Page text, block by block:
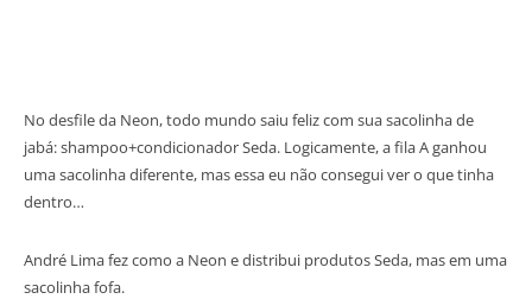
No desfile da Neon, todo mundo saiu feliz com sua sacolinha de
jabá: shampoo+condicionador Seda. Logicamente, a fila A ganhou
uma sacolinha diferente, mas essa eu não consegui ver o que tinha
dentro…
André Lima fez como a Neon e distribui produtos Seda, mas em uma
sacolinha fofa.